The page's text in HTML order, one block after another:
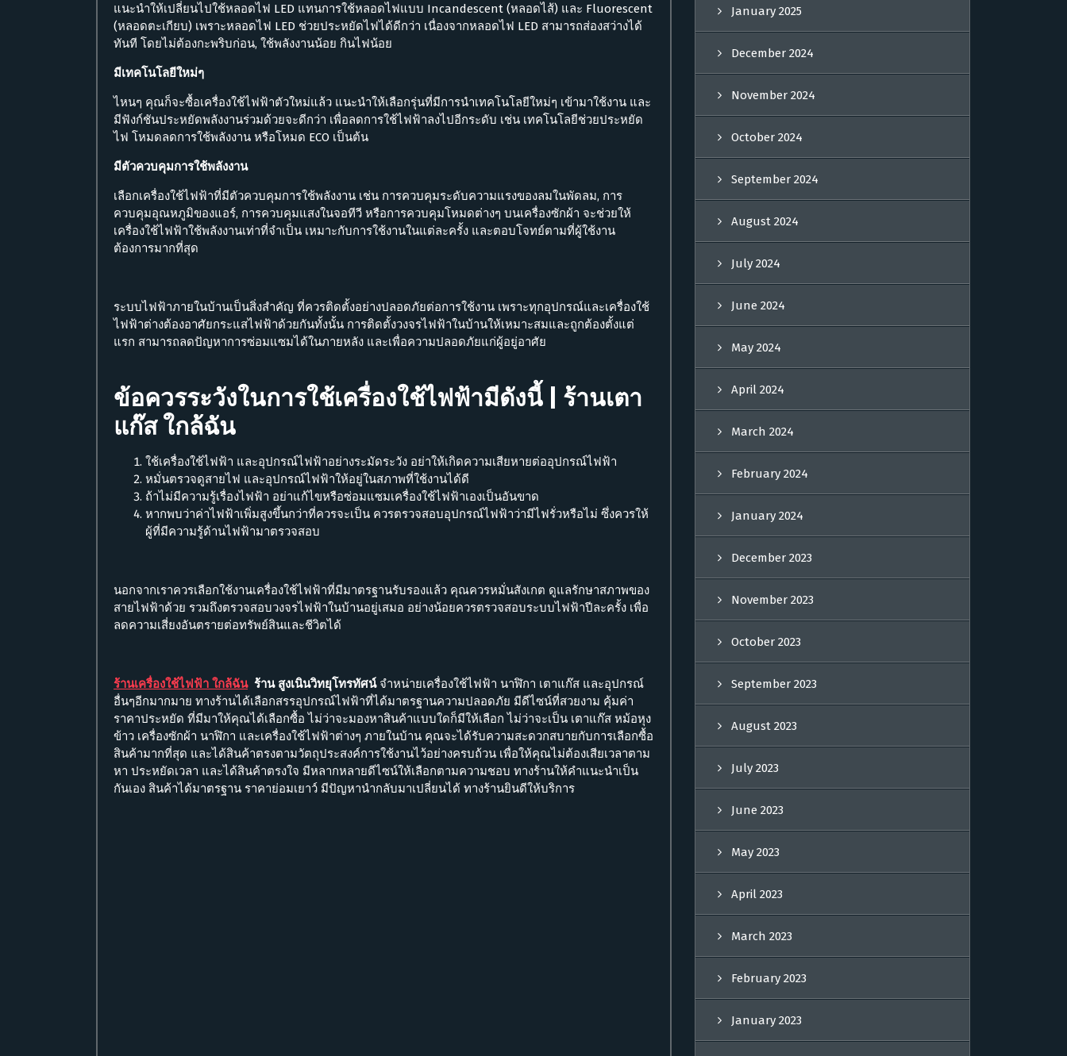
แนะนำให้เปลี่ยนไปใช้หลอดไฟ LED แทนการใช้หลอดไฟแบบ Incandescent (หลอดไส้) และ Fluorescent
(หลอดตะเกียบ) เพราะหลอดไฟ LED ช่วยประหยัดไฟได้ดีกว่า เนื่องจากหลอดไฟ LED สามารถส่องสว่างได้
ทันที โดยไม่ต้องกะพริบก่อน, ใช้พลังงานน้อย กินไฟน้อย
มีเทคโนโลยีใหม่ๆ
ไหนๆ คุณก็จะซื้อเครื่องใช้ไฟฟ้าตัวใหม่แล้ว แนะนำให้เลือกรุ่นที่มีการนำเทคโนโลยีใหม่ๆ เข้ามาใช้งาน และ
มีฟังก์ชันประหยัดพลังงานร่วมด้วยจะดีกว่า เพื่อลดการใช้ไฟฟ้าลงไปอีกระดับ เช่น เทคโนโลยีช่วยประหยัด
ไฟ โหมดลดการใช้พลังงาน หรือโหมด ECO เป็นต้น
มีตัวควบคุมการใช้พลังงาน
เลือกเครื่องใช้ไฟฟ้าที่มีตัวควบคุมการใช้พลังงาน เช่น การควบคุมระดับความแรงของลมในพัดลม, การ
ควบคุมอุณหภูมิของแอร์, การควบคุมแสงในจอทีวี หรือการควบคุมโหมดต่างๆ บนเครื่องซักผ้า จะช่วยให้
เครื่องใช้ไฟฟ้าใช้พลังงานเท่าที่จำเป็น เหมาะกับการใช้งานในแต่ละครั้ง และตอบโจทย์ตามที่ผู้ใช้งาน
ต้องการมากที่สุด
ระบบไฟฟ้าภายในบ้านเป็นสิ่งสำคัญ ที่ควรติดตั้งอย่างปลอดภัยต่อการใช้งาน เพราะทุกอุปกรณ์และเครื่องใช้
ไฟฟ้าต่างต้องอาศัยกระแสไฟฟ้าด้วยกันทั้งนั้น การติดตั้งวงจรไฟฟ้าในบ้านให้เหมาะสมและถูกต้องตั้งแต่
แรก สามารถลดปัญหาการซ่อมแซมได้ในภายหลัง และเพื่อความปลอดภัยแก่ผู้อยู่อาศัย
ข้อควรระวังในการใช้เครื่องใช้ไฟฟ้ามีดังนี้ | ร้านเตา
แก๊ส ใกล้ฉัน
ใช้เครื่องใช้ไฟฟ้า และอุปกรณ์ไฟฟ้าอย่างระมัดระวัง อย่าให้เกิดความเสียหายต่ออุปกรณ์ไฟฟ้า
หมั่นตรวจดูสายไฟ และอุปกรณ์ไฟฟ้าให้อยู่ในสภาพที่ใช้งานได้ดี
ถ้าไม่มีความรู้เรื่องไฟฟ้า อย่าแก้ไขหรือซ่อมแซมเครื่องใช้ไฟฟ้าเองเป็นอันขาด
หากพบว่าค่าไฟฟ้าเพิ่มสูงขึ้นกว่าที่ควรจะเป็น ควรตรวจสอบอุปกรณ์ไฟฟ้าว่ามีไฟรั่วหรือไม่ ซึ่งควรให้
ผู้ที่มีความรู้ด้านไฟฟ้ามาตรวจสอบ
นอกจากเราควรเลือกใช้งานเครื่องใช้ไฟฟ้าที่มีมาตรฐานรับรองแล้ว คุณควรหมั่นสังเกต ดูแลรักษาสภาพของ
สายไฟฟ้าด้วย รวมถึงตรวจสอบวงจรไฟฟ้าในบ้านอยู่เสมอ อย่างน้อยควรตรวจสอบระบบไฟฟ้าปีละครั้ง เพื่อ
ลดความเสี่ยงอันตรายต่อทรัพย์สินและชีวิตได้
ร้านเครื่องใช้ไฟฟ้า ใกล้ฉันร้าน สูงเนินวิทยุโทรทัศน์จำหน่ายเครื่องใช้ไฟฟ้า นาฬิกา เตาแก๊ส และอุปกรณ์
อื่นๆอีกมากมาย ทางร้านได้เลือกสรรอุปกรณ์ไฟฟ้าที่ได้มาตรฐานความปลอดภัย มีดีไซน์ที่สวยงาม คุ้มค่า
ราคาประหยัด ที่มีมาให้คุณได้เลือกซื้อ ไม่ว่าจะมองหาสินค้าแบบใดก็มีให้เลือก ไม่ว่าจะเป็น เตาแก๊ส หม้อหุง
ข้าว เครื่องซักผ้า นาฬิกา และเครื่องใช้ไฟฟ้าต่างๆ ภายในบ้าน คุณจะได้รับความสะดวกสบายกับการเลือกซื้อ
สินค้ามากที่สุด และได้สินค้าตรงตามวัตถุประสงค์การใช้งานไว้อย่างครบถ้วน เพื่อให้คุณไม่ต้องเสียเวลาตาม
หา ประหยัดเวลา และได้สินค้าตรงใจ มีหลากหลายดีไซน์ให้เลือกตามความชอบ ทางร้านให้คำแนะนำเป็น
กันเอง สินค้าได้มาตรฐาน ราคาย่อมเยาว์ มีปัญหานำกลับมาเปลี่ยนได้ ทางร้านยินดีให้บริการ
January 2025
December 2024
November 2024
October 2024
September 2024
August 2024
July 2024
June 2024
May 2024
April 2024
March 2024
February 2024
January 2024
December 2023
November 2023
October 2023
September 2023
August 2023
July 2023
June 2023
May 2023
April 2023
March 2023
February 2023
January 2023